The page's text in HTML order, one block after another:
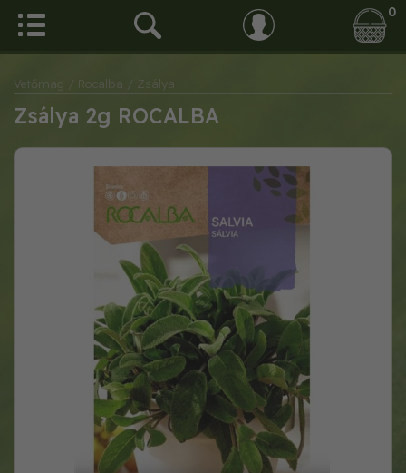
0
Vetőmag / Rocalba / Zsálya
Zsálya 2g ROCALBA